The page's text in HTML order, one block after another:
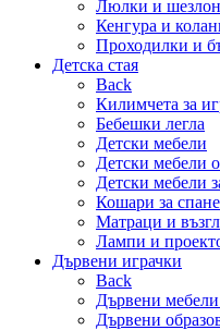
Люлки и
Кенгура и
Проходилки и
Детска стая
Back
Килимчета за
Бебешки легла
Детски мебели
Детски мебели
Детски мебели
Кошари за
Матраци и
Лампи и
Дървени играчки
Back
Дървени
Дървени